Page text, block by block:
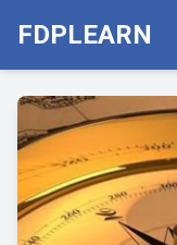
FDPLEARN